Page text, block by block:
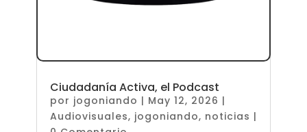
Ciudadanía Activa, el Podcast
por jogoniando | May 12, 2026 |
Audiovisuales, jogoniando, noticias |